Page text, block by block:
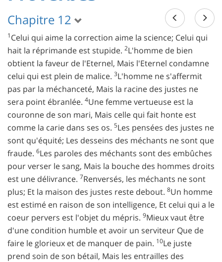
Chapitre 12
1Celui qui aime la correction aime la science; Celui qui
hait la réprimande est stupide. 2L'homme de bien
obtient la faveur de l'Eternel, Mais l'Eternel condamne
celui qui est plein de malice. 3L'homme ne s'affermit
pas par la méchanceté, Mais la racine des justes ne
sera point ébranlée. 4Une femme vertueuse est la
couronne de son mari, Mais celle qui fait honte est
comme la carie dans ses os. 5Les pensées des justes ne
sont qu'équité; Les desseins des méchants ne sont que
fraude. 6Les paroles des méchants sont des embûches
pour verser le sang, Mais la bouche des hommes droits
est une délivrance. 7Renversés, les méchants ne sont
plus; Et la maison des justes reste debout. 8Un homme
est estimé en raison de son intelligence, Et celui qui a le
coeur pervers est l'objet du mépris. 9Mieux vaut être
d'une condition humble et avoir un serviteur Que de
faire le glorieux et de manquer de pain. 10Le juste
prend soin de son bétail, Mais les entrailles des